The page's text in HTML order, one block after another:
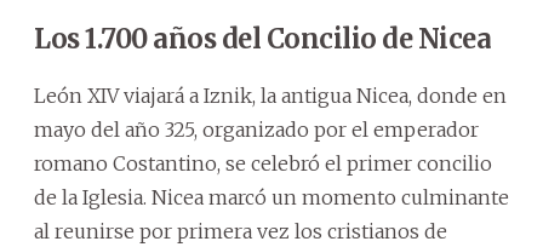
Los 1.700 años del Concilio de Nicea
León XIV viajará a Iznik, la antigua Nicea, donde en
mayo del año 325, organizado por el emperador
romano Costantino, se celebró el primer concilio
de la Iglesia. Nicea marcó un momento culminante
al reunirse por primera vez los cristianos de